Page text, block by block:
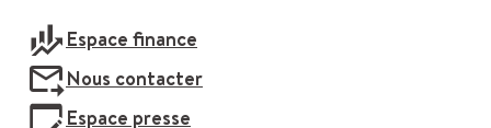
Espace finance
Nous contacter
Espace presse